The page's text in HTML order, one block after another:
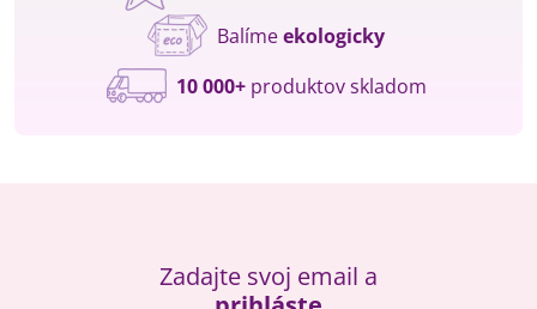
Balímeekologicky
10 000+produktov skladom
Zadajte svoj email a